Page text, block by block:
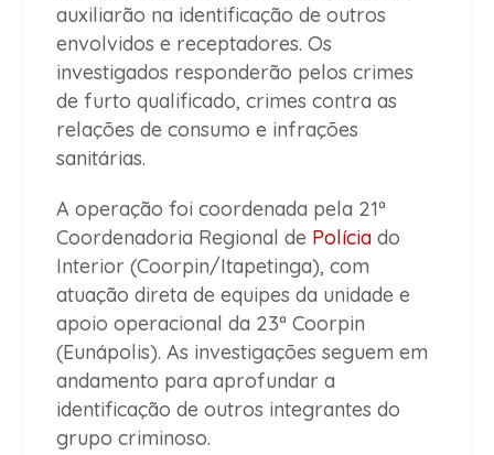
auxiliarão na identificação de outros
envolvidos e receptadores. Os
investigados responderão pelos crimes
de furto qualificado, crimes contra as
relações de consumo e infrações
sanitárias.
A operação foi coordenada pela 21ª
Coordenadoria Regional de Polícia do
Interior (Coorpin/Itapetinga), com
atuação direta de equipes da unidade e
apoio operacional da 23ª Coorpin
(Eunápolis). As investigações seguem em
andamento para aprofundar a
identificação de outros integrantes do
grupo criminoso.